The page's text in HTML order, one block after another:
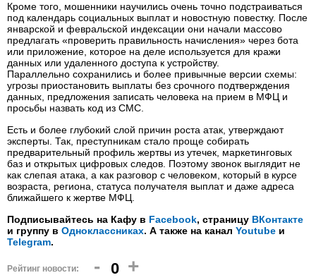
Кроме того, мошенники научились очень точно подстраиваться
под календарь социальных выплат и новостную повестку. После
январской и февральской индексации они начали массово
предлагать «проверить правильность начисления» через бота
или приложение, которое на деле используется для кражи
данных или удаленного доступа к устройству.
Параллельно сохранились и более привычные версии схемы:
угрозы приостановить выплаты без срочного подтверждения
данных, предложения записать человека на прием в МФЦ и
просьбы назвать код из СМС.
Есть и более глубокий слой причин роста атак, утверждают
эксперты. Так, преступникам стало проще собирать
предварительный профиль жертвы из утечек, маркетинговых
баз и открытых цифровых следов. Поэтому звонок выглядит не
как слепая атака, а как разговор с человеком, который в курсе
возраста, региона, статуса получателя выплат и даже адреса
ближайшего к жертве МФЦ.
Подписывайтесь на Кафу в Facebook, страницу ВКонтакте
и группу в Одноклассниках. А также на канал Youtube и
Telegram.
Рейтинг новости: - 0 +